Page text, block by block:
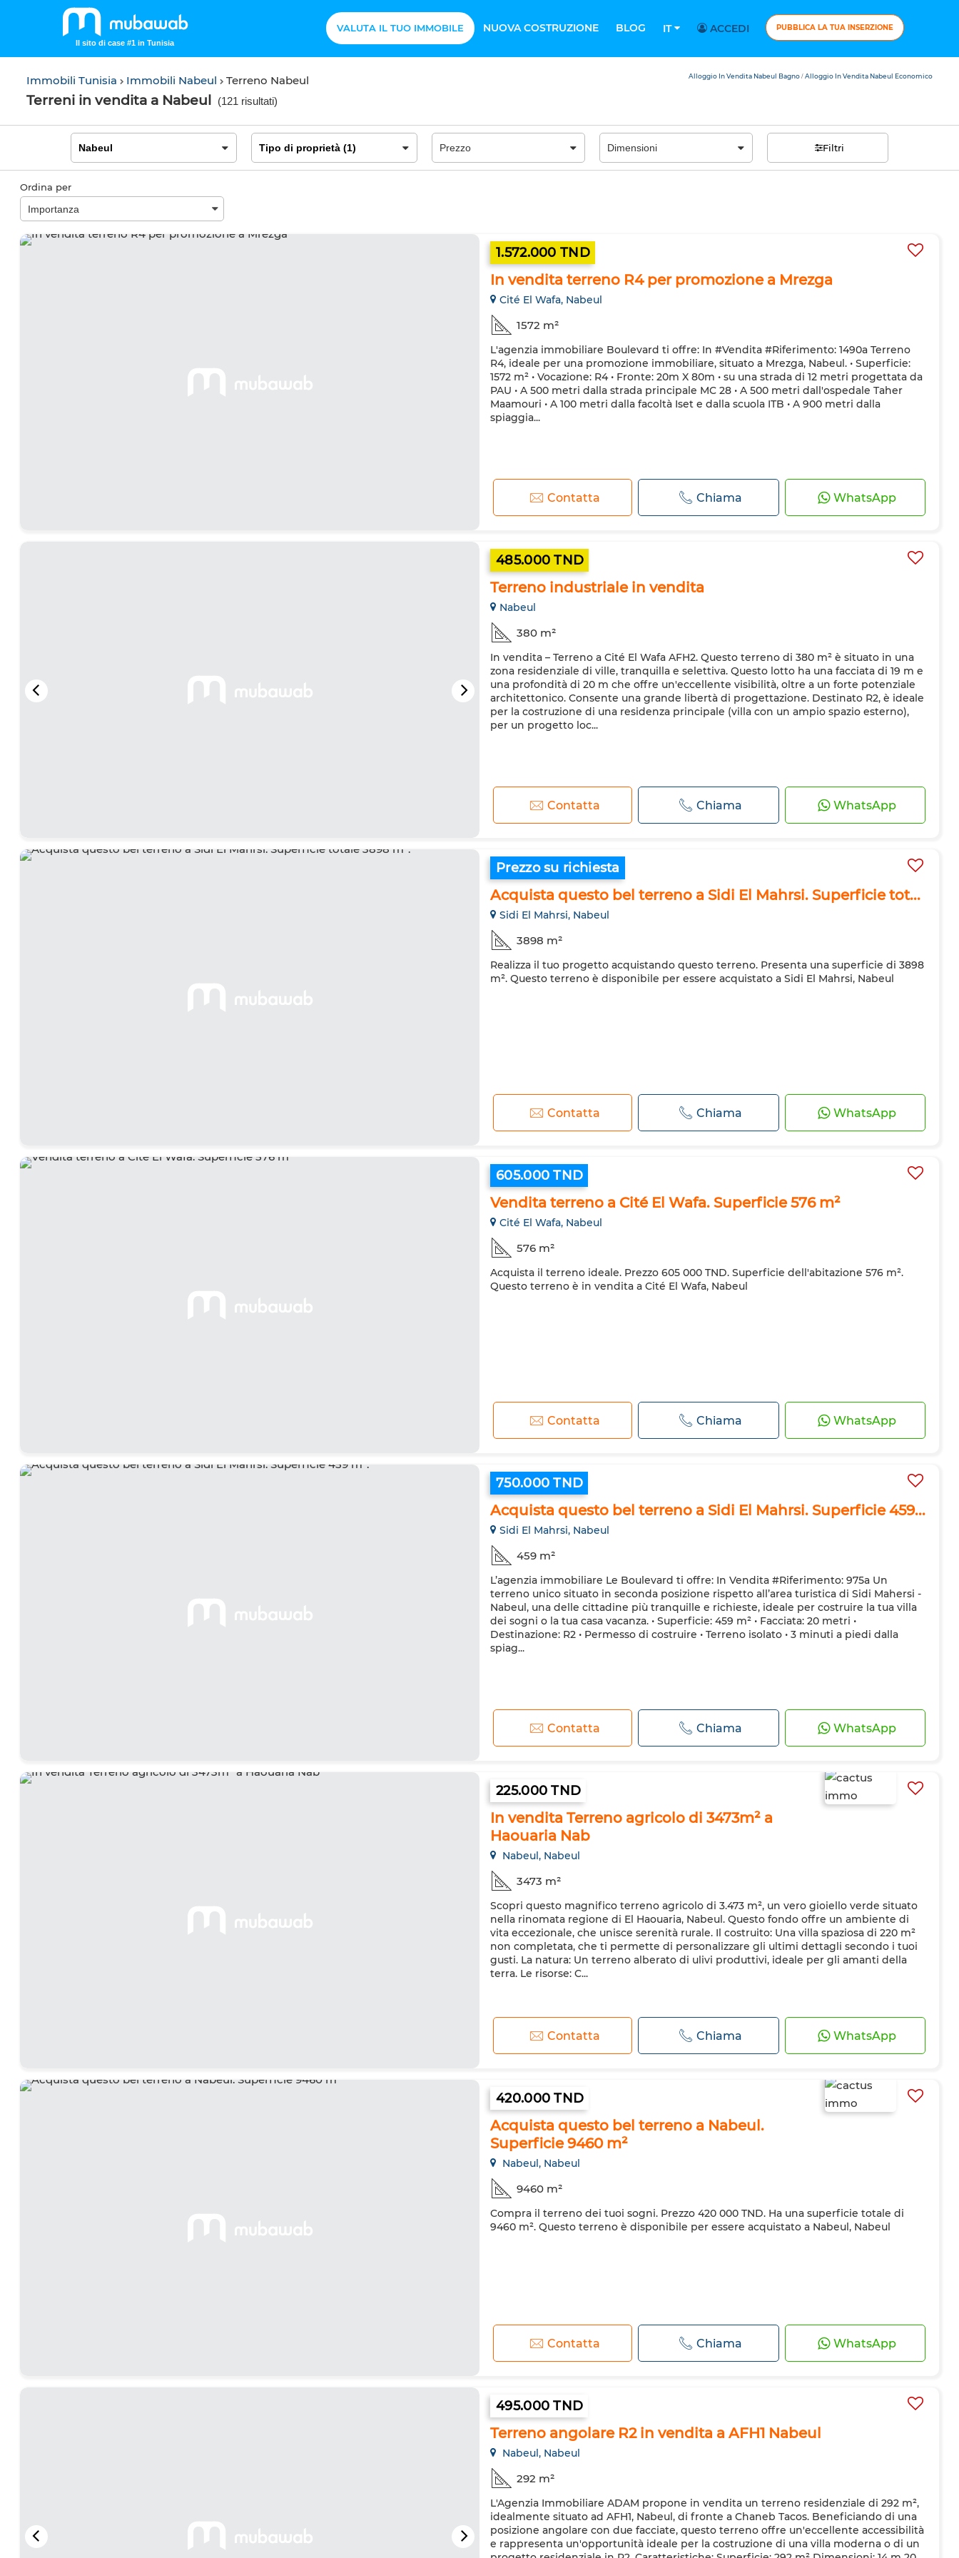
Il sito di case #1 in Tunisia
VALUTA IL TUO IMMOBILE NUOVA COSTRUZIONE BLOG IT ACCEDI PUBBLICA LA TUA INSERZIONE
Immobili Tunisia Immobili Nabeul Terreno Nabeul
Terreni in vendita a Nabeul (121 risultati)
Alloggio In Vendita Nabeul Bagno / Alloggio In Vendita Nabeul Economico
Filtri
Ordina per
1.572.000 TND
In vendita terreno R4 per promozione a Mrezga
Cité El Wafa, Nabeul
1572 m²
L'agenzia immobiliare Boulevard ti offre: In #Vendita #Riferimento: 1490a Terreno
R4, ideale per una promozione immobiliare, situato a Mrezga, Nabeul. • Superficie:
1572 m² • Vocazione: R4 • Fronte: 20m X 80m • su una strada di 12 metri progettata da
PAU • A 500 metri dalla strada principale MC 28 • A 500 metri dall'ospedale Taher
Maamouri • A 100 metri dalla facoltà Iset e dalla scuola ITB • A 900 metri dalla
spiaggia...
Contatta Chiama WhatsApp
485.000 TND
Terreno industriale in vendita
Nabeul
380 m²
In vendita – Terreno a Cité El Wafa AFH2. Questo terreno di 380 m² è situato in una
zona residenziale di ville, tranquilla e selettiva. Questo lotto ha una facciata di 19 m e
una profondità di 20 m che offre un'eccellente visibilità, oltre a un forte potenziale
architettonico. Consente una grande libertà di progettazione. Destinato R2, è ideale
per la costruzione di una residenza principale (villa con un ampio spazio esterno),
per un progetto loc...
Contatta Chiama WhatsApp
Prezzo su richiesta
Acquista questo bel terreno a Sidi El Mahrsi. Superficie tot...
Sidi El Mahrsi, Nabeul
3898 m²
Realizza il tuo progetto acquistando questo terreno. Presenta una superficie di 3898
m². Questo terreno è disponibile per essere acquistato a Sidi El Mahrsi, Nabeul
Contatta Chiama WhatsApp
605.000 TND
Vendita terreno a Cité El Wafa. Superficie 576 m²
Cité El Wafa, Nabeul
576 m²
Acquista il terreno ideale. Prezzo 605 000 TND. Superficie dell'abitazione 576 m².
Questo terreno è in vendita a Cité El Wafa, Nabeul
Contatta Chiama WhatsApp
750.000 TND
Acquista questo bel terreno a Sidi El Mahrsi. Superficie 459...
Sidi El Mahrsi, Nabeul
459 m²
L’agenzia immobiliare Le Boulevard ti offre: In Vendita #Riferimento: 975a Un
terreno unico situato in seconda posizione rispetto all’area turistica di Sidi Mahersi -
Nabeul, una delle cittadine più tranquille e richieste, ideale per costruire la tua villa
dei sogni o la tua casa vacanza. • Superficie: 459 m² • Facciata: 20 metri •
Destinazione: R2 • Permesso di costruire • Terreno isolato • 3 minuti a piedi dalla
spiag...
Contatta Chiama WhatsApp
225.000 TND
In vendita Terreno agricolo di 3473m² a
Haouaria Nab
Nabeul, Nabeul
3473 m²
Scopri questo magnifico terreno agricolo di 3.473 m², un vero gioiello verde situato
nella rinomata regione di El Haouaria, Nabeul. Questo fondo offre un ambiente di
vita eccezionale, che unisce serenità rurale. Il costruito: Una villa spaziosa di 220 m²
non completata, che ti permette di personalizzare gli ultimi dettagli secondo i tuoi
gusti. La natura: Un terreno alberato di ulivi produttivi, ideale per gli amanti della
terra. Le risorse: C...
Contatta Chiama WhatsApp
420.000 TND
Acquista questo bel terreno a Nabeul.
Superficie 9460 m²
Nabeul, Nabeul
9460 m²
Compra il terreno dei tuoi sogni. Prezzo 420 000 TND. Ha una superficie totale di
9460 m². Questo terreno è disponibile per essere acquistato a Nabeul, Nabeul
Contatta Chiama WhatsApp
495.000 TND
Terreno angolare R2 in vendita a AFH1 Nabeul
Nabeul, Nabeul
292 m²
L'Agenzia Immobiliare ADAM propone in vendita un terreno residenziale di 292 m²,
idealmente situato ad AFH1, Nabeul, di fronte a Chaneb Tacos. Beneficiando di una
posizione angolare con due facciate, questo terreno offre un'eccellente accessibilità
e rappresenta un'opportunità ideale per la costruzione di una villa moderna o di un